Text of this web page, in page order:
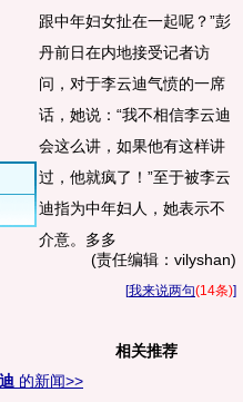
跟中年妇女扯在一起呢？”彭
丹前日在内地接受记者访
问，对于李云迪气愤的一席
话，她说：“我不相信李云迪
会这么讲，如果他有这样讲
过，他就疯了！”至于被李云
迪指为中年妇人，她表示不
介意。多多
(责任编辑：vilyshan)
[我来说两句(14条)]
的新闻>>
相关推荐